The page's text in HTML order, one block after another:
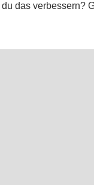
das verbessern?